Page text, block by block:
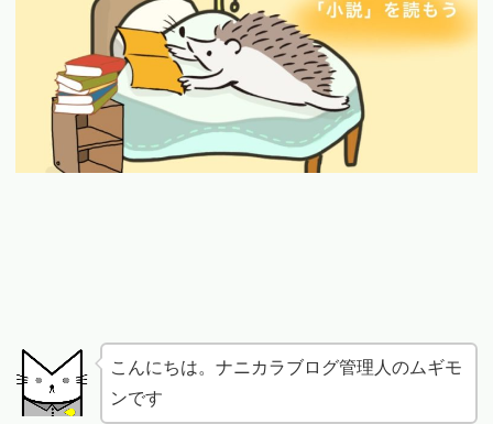
こんにちは。ナニカラブログ管理人のムギモ
ンです